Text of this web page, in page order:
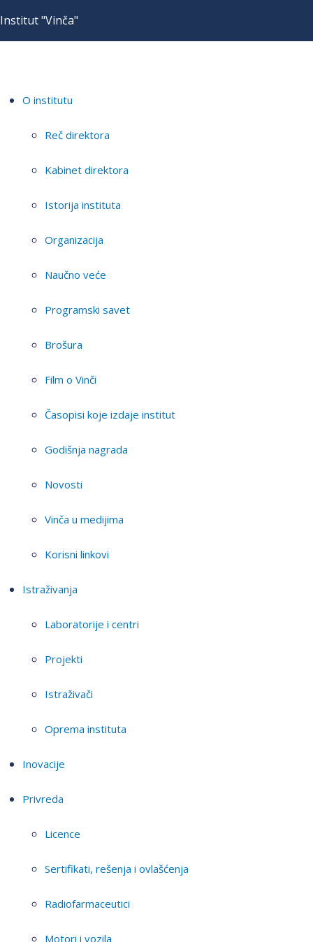
Institut "Vinča"
O institutu
Reč direktora
Kabinet direktora
Istorija instituta
Organizacija
Naučno veće
Programski savet
Brošura
Film o Vinči
Časopisi koje izdaje institut
Godišnja nagrada
Novosti
Vinča u medijima
Korisni linkovi
Istraživanja
Laboratorije i centri
Projekti
Istraživači
Oprema instituta
Inovacije
Privreda
Licence
Sertifikati, rešenja i ovlašćenja
Radiofarmaceutici
Motori i vozila